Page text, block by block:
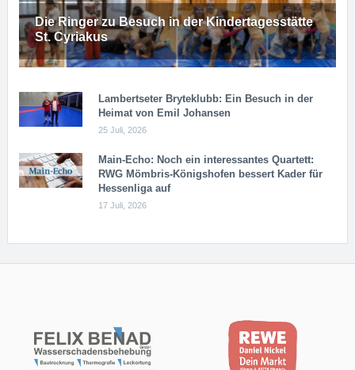
Die Ringer zu Besuch in der Kindertagesstätte
St. Cyriakus
Lambertseter Bryteklubb: Ein Besuch in der
Heimat von Emil Johansen
25 Juli, 2026
Main-Echo: Noch ein in­ter­es­san­tes Quar­tett:
RWG Möm­b­ris-Kö­n­igs­ho­fen bessert Kader für
Hessenliga auf
17 Juli, 2026